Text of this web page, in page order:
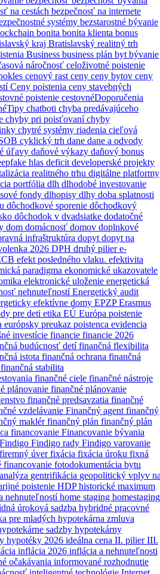
na cestách bezpečnosť na internete
systémy bezstarostné bývanie
bonita bonita klienta bonus
kraj Bratislavský realitný trh
Business business plán byt bývanie
náročnosť celoživotné poistenie
cenový rast ceny ceny bytov ceny
Ceny poistenia ceny stavebných
poistenie cestovnéDoporučenia
chatboti chyba predávajúceho
chyby pri poisťovaníchyby
chytré systémy riadenia cieľová
cyklický trh dane dane a odvody
úľavy daňové výkazy daňový bonus
hlas deficit developerské projekty
realitného trhu digitálne platformy
portfólia dlh dlhodobé investovanie
fondy dlhopisy dlhy doba splatnosti
dôchodkové sporenie dôchodkový
dôchodok v dvadsiatke dodatočné
dom domácnosť domov doplnkové
infraštruktúra dopyt dopyt na
2026 DPH druhý piliere-
efekt posledného vlaku. efektivita
paradigma ekonomické ukazovatele
elektronické uloženie energetická
nehnuteľnostíEnergetický audit
efektívne domy EPZPErasmus
pre deti etika EÚ Európa poistenie
európsky preukaz poistenca evidencia
investície financie financie 2026
budúcnosť detífinančná flexibilita
istota finančná ochrana finančná
finančná stabilita
finančné ciele finančné nástroje
plánovanie finančné plánovanie
finančné predsavzatia finančné
vzdelávanie Finančný agent finančný
maklérfinančný plán finančný plán
financovanie Financovanie bývania
Findigo Findigo rady Findigo varovanie
firemný úverfixácia fixácia úroku fixná
financovanie fotodokumentácia bytu
gentrifikácia geopolitický vplyv
poistenie HDPhistorické maximum
nehnuteľnostíhome staging homestaging
úroková sadzba hybridné pracovné
pre mladých hypotekárna zmluva
sadzby hypotekárny
hypotéky 2026 ideálna cena II. pilierIII.
inflácia 2026 inflácia a nehnuteľnosti
očakávania informované rozhodnutie